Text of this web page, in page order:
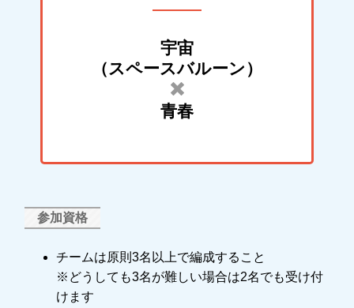
宇宙
（スペースバルーン）
青春
参加資格
チームは原則3名以上で編成すること
※どうしても3名が難しい場合は2名でも受け付
けます